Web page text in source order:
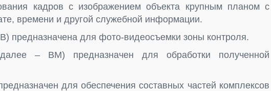
кадров с изображением объекта крупным планом с
времени и другой служебной информации.
предназначена для фото-видеосъемки зоны контроля.
– ВМ) предназначен для обработки полученной
для обеспечения составных частей комплексов